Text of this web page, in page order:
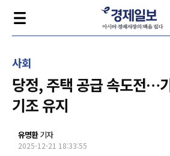
사회
당정, 주택 공급 속도전…
기조 유지
유명환기자
2025-12-21 18:33:55